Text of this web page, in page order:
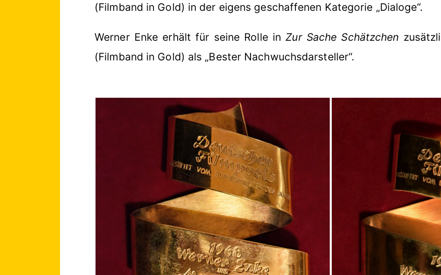
(Filmband in Gold) in der eigens geschaffenen Kategorie „Dialoge“.
Werner Enke erhält für seine Rolle inZur Sache Schätzchen
(Filmband in Gold) als „Bester Nachwuchsdarsteller“.